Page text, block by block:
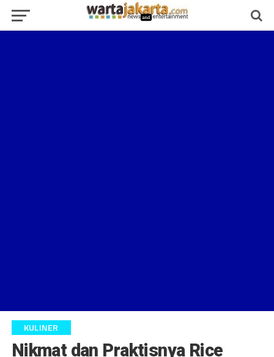
KULINER
Nikmat dan Praktisnya Rice